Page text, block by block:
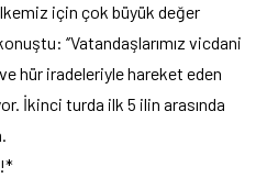
için çok büyük değer
‘’Vatandaşlarımız vicdani
hür iradeleriyle hareket eden
İkinci turda ilk 5 ilin arasında